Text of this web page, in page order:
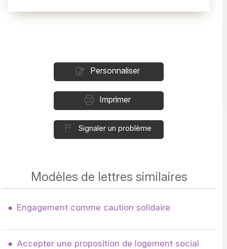
Personnaliser
Imprimer
Signaler un problème
Modèles de lettres similaires
Engagement comme caution solidaire
Accepter une proposition de logement social